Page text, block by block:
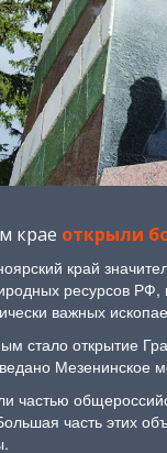
крае открыли
край
ресурсов
важных
стало открытие
Мезенинское
частью
часть этих